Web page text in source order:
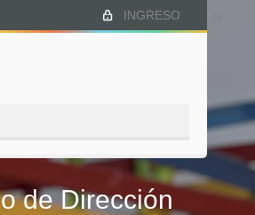
INGRESO
de Dirección